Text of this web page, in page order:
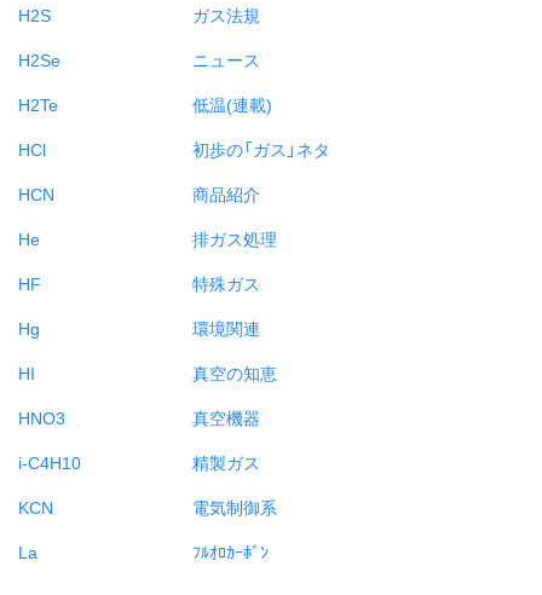
H2S
H2Se
H2Te
HCl
HCN
He
HF
Hg
HI
HNO3
i-C4H10
KCN
La
ガス法規
ニュース
低温(連載)
初歩の「ガス」ネタ
商品紹介
排ガス処理
特殊ガス
環境関連
真空の知恵
真空機器
精製ガス
電気制御系
ﾌﾙｵﾛｶｰﾎﾞﾝ